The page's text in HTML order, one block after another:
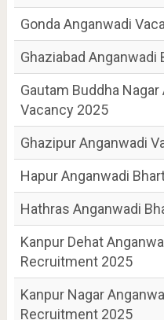
Gonda Anganwadi
Ghaziabad Anganwadi
Gautam Buddha Nagar
Vacancy 2025
Ghazipur Anganwadi
Hapur Anganwadi
Hathras Anganwadi
Kanpur Dehat
Recruitment 2025
Kanpur Nagar
Recruitment 2025